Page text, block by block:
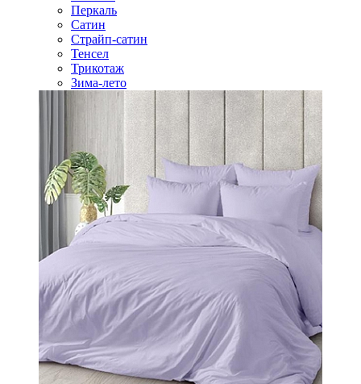
Перкаль
Сатин
Страйп-сатин
Тенсел
Трикотаж
Зима-лето